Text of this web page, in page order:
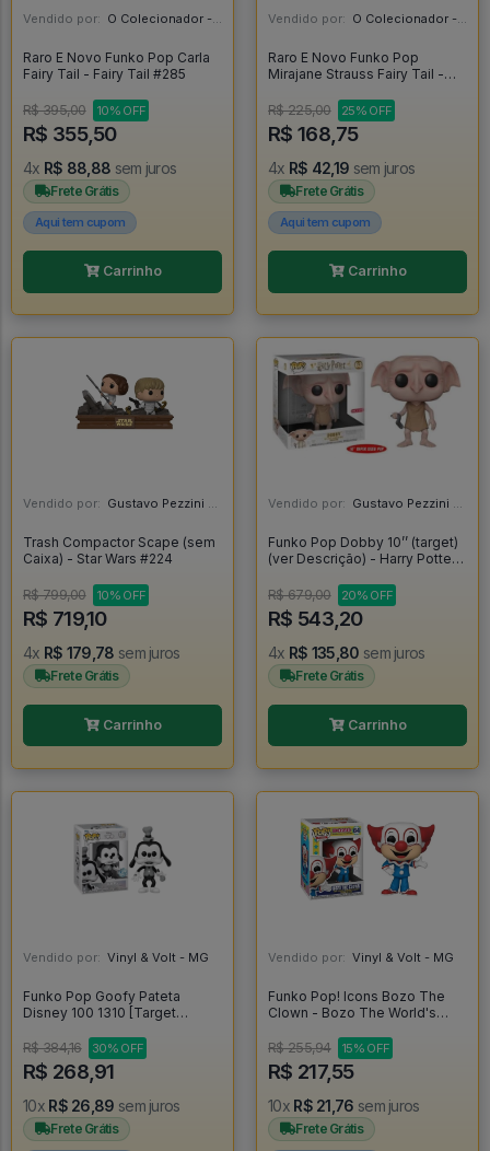
Vendido por: O Colecionador - SP
Raro E Novo Funko Pop Carla
Fairy Tail - Fairy Tail #285
R$ 395,00 10% OFF
R$ 355,50
4x R$ 88,88 sem juros
Frete Grátis
Aqui tem cupom
Carrinho
Vendido por: O Colecionador - SP
Raro E Novo Funko Pop
Mirajane Strauss Fairy Tail -
R$ 225,00
25% OFF
R$ 168,75
4x R$ 42,19 sem juros
Frete Grátis
Aqui tem cupom
Carrinho
Vendido por: Gustavo Pezzini - MG
Trash Compactor Scape (sem
Caixa) - Star Wars #224
R$ 799,00 10% OFF
R$ 719,10
4x R$ 179,78 sem juros
Frete Grátis
Carrinho
Vendido por: Gustavo Pezzini - MG
Funko Pop Dobby 10’’ (target)
(ver Descrição) - Harry Potter
R$ 679,00
20% OFF
R$ 543,20
4x R$ 135,80 sem juros
Frete Grátis
Carrinho
Vendido por: Vinyl & Volt - MG
Funko Pop Goofy Pateta
Disney 100 1310 [Target
R$ 384,16
30% OFF
R$ 268,91
10x R$ 26,89 sem juros
Frete Grátis
Vendido por: Vinyl & Volt - MG
Funko Pop! Icons Bozo The
Clown - Bozo The World's
R$ 255,94
15% OFF
R$ 217,55
10x R$ 21,76 sem juros
Frete Grátis